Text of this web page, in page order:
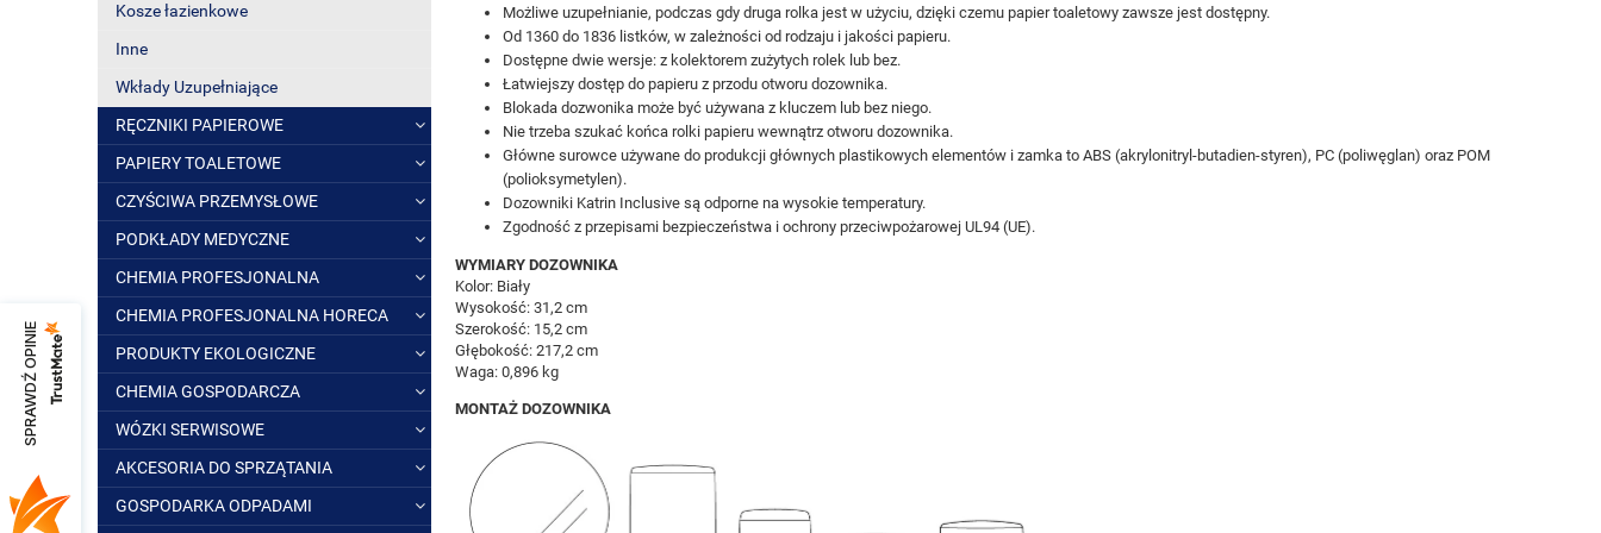
Kosze łazienkowe
Inne
Wkłady Uzupełniające
RĘCZNIKI PAPIEROWE
PAPIERY TOALETOWE
CZYŚCIWA PRZEMYSŁOWE
PODKŁADY MEDYCZNE
CHEMIA PROFESJONALNA
CHEMIA PROFESJONALNA HORECA
PRODUKTY EKOLOGICZNE
CHEMIA GOSPODARCZA
WÓZKI SERWISOWE
AKCESORIA DO SPRZĄTANIA
GOSPODARKA ODPADAMI
Możliwe uzupełnianie, podczas gdy druga rolka jest w użyciu, dzięki czemu papier toaletowy zawsze jest dostępny.
Od 1360 do 1836 listków, w zależności od rodzaju i jakości papieru.
Dostępne dwie wersje: z kolektorem zużytych rolek lub bez.
Łatwiejszy dostęp do papieru z przodu otworu dozownika.
Blokada dozwonika może być używana z kluczem lub bez niego.
Nie trzeba szukać końca rolki papieru wewnątrz otworu dozownika.
Główne surowce używane do produkcji głównych plastikowych elementów i zamka to ABS (akrylonitryl-butadien-styren), PC (poliwęglan) oraz POM
(polioksymetylen).
Dozowniki Katrin Inclusive są odporne na wysokie temperatury.
Zgodność z przepisami bezpieczeństwa i ochrony przeciwpożarowej UL94 (UE).
WYMIARY DOZOWNIKA
Kolor: Biały
Wysokość: 31,2 cm
Szerokość: 15,2 cm
Głębokość: 217,2 cm
Waga: 0,896 kg
MONTAŻ DOZOWNIKA
SPRAWDŹ OPINIE